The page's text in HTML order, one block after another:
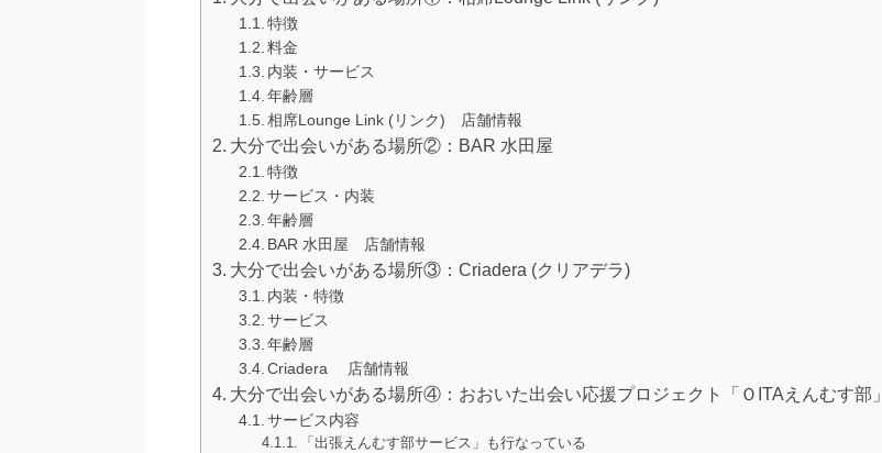
特徴
料金
内装・サービス
年齢層
相席Lounge Link (リンク) 店舗情報
大分で出会いがある場所②：BAR 水田屋
特徴
サービス・内装
年齢層
BAR 水田屋 店舗情報
大分で出会いがある場所③：Criadera (クリアデラ)
内装・特徴
サービス
年齢層
Criadera 店舗情報
大分で出会いがある場所④：おおいた出会い応援プロジェクト「ＯITAえんむす部」
サービス内容
「出張えんむす部サービス」も行なっている